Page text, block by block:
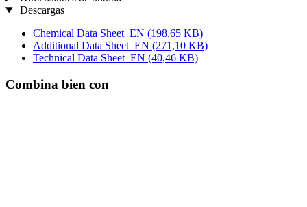
Descargas
Chemical Data Sheet_EN (198,65 KB)
Additional Data Sheet_EN (271,10 KB)
Technical Data Sheet_EN (40,46 KB)
Combina bien con